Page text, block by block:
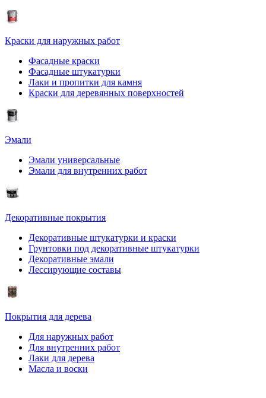
Краски для наружных работ
Фасадные краски
Фасадные штукатурки
Лаки и пропитки для камня
Краски для деревянных поверхностей
Эмали
Эмали универсальные
Эмали для внутренних работ
Декоративные покрытия
Декоративные штукатурки и краски
Грунтовки под декоративные штукатурки
Декоративные эмали
Лессирующие составы
Покрытия для дерева
Для наружных работ
Для внутренних работ
Лаки для дерева
Масла и воски